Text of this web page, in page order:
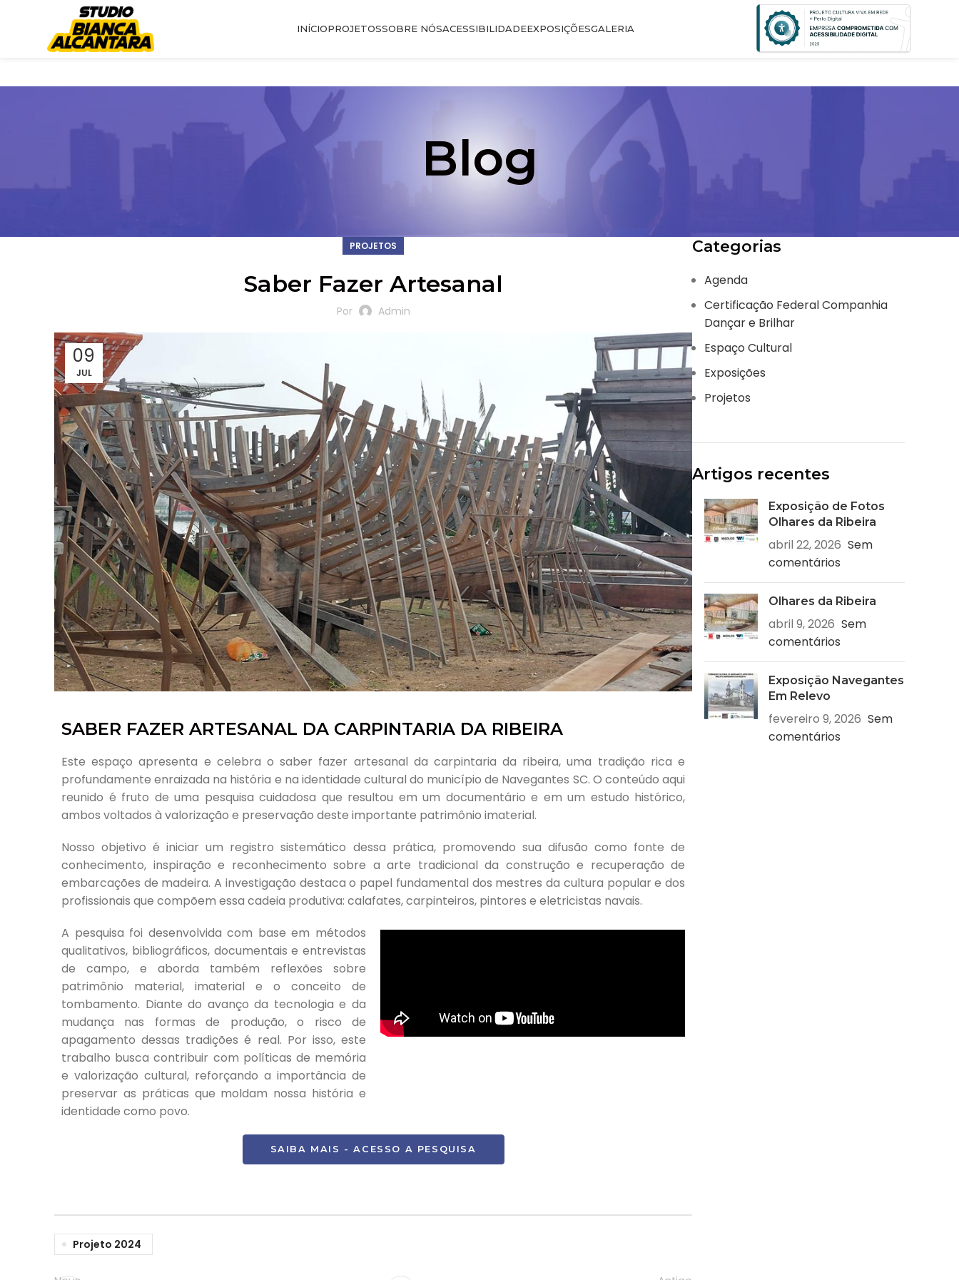
INÍCIOPROJETOSSOBRE NÓSACESSIBILIDADEEXPOSIÇÕESGALERIA
Blog
PROJETOS
Saber Fazer Artesanal
Por Admin
09
JUL
SABER FAZER ARTESANAL DA CARPINTARIA DA RIBEIRA
Este espaço apresenta e celebra o saber fazer artesanal da carpintaria da ribeira, uma tradição rica e
profundamente enraizada na história e na identidade cultural do município de Navegantes SC. O conteúdo aqui
reunido é fruto de uma pesquisa cuidadosa que resultou em um documentário e em um estudo histórico,
ambos voltados à valorização e preservação deste importante patrimônio imaterial.
Nosso objetivo é iniciar um registro sistemático dessa prática, promovendo sua difusão como fonte de
conhecimento, inspiração e reconhecimento sobre a arte tradicional da construção e recuperação de
embarcações de madeira. A investigação destaca o papel fundamental dos mestres da cultura popular e dos
profissionais que compõem essa cadeia produtiva: calafates, carpinteiros, pintores e eletricistas navais.
A pesquisa foi desenvolvida com base em métodos
qualitativos, bibliográficos, documentais e entrevistas
de campo, e aborda também reflexões sobre
patrimônio material, imaterial e o conceito de
tombamento. Diante do avanço da tecnologia e da
mudança nas formas de produção, o risco de
apagamento dessas tradições é real. Por isso, este
trabalho busca contribuir com políticas de memória
e valorização cultural, reforçando a importância de
preservar as práticas que moldam nossa história e
identidade como povo.
SAIBA MAIS - ACESSO A PESQUISA
Projeto 2024
Categorias
Agenda
Certificação Federal Companhia
Dançar e Brilhar
Espaço Cultural
Exposições
Projetos
Artigos recentes
Exposição de Fotos
Olhares da Ribeira
abril 22, 2026 Sem
comentários
Olhares da Ribeira
abril 9, 2026 Sem
comentários
Exposição Navegantes
Em Relevo
fevereiro 9, 2026 Sem
comentários